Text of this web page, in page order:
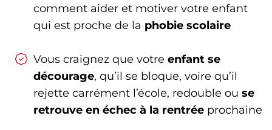
comment aider et motiver votre enfant
qui est proche de la phobie scolaire
Vous craignez que votre enfant se
décourage, qu’il se bloque, voire qu’il
rejette carrément l’école, redouble ou se
retrouve en échec à la rentrée prochaine